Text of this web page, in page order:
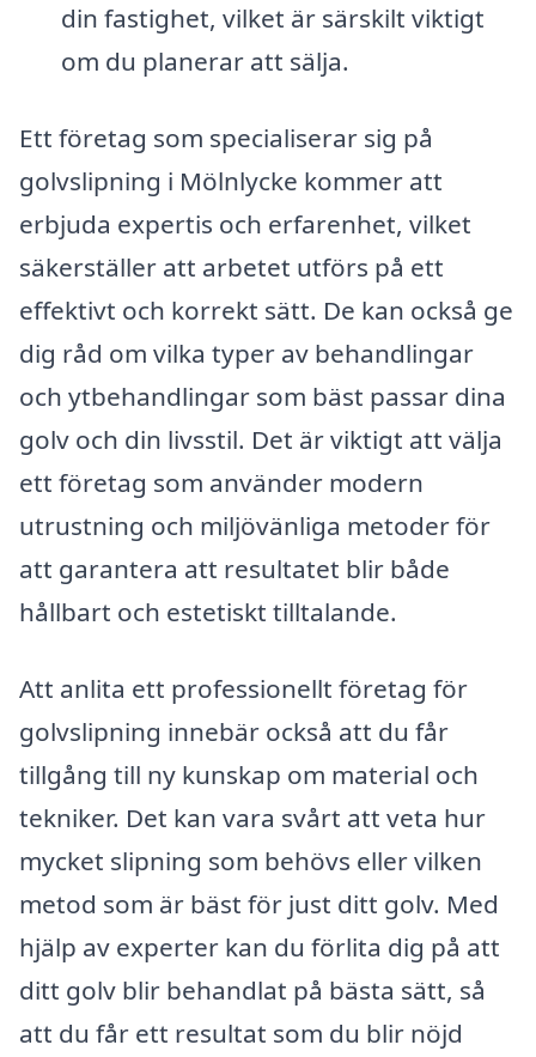
din fastighet, vilket är särskilt viktigt
om du planerar att sälja.
Ett företag som specialiserar sig på
golvslipning i Mölnlycke kommer att
erbjuda expertis och erfarenhet, vilket
säkerställer att arbetet utförs på ett
effektivt och korrekt sätt. De kan också ge
dig råd om vilka typer av behandlingar
och ytbehandlingar som bäst passar dina
golv och din livsstil. Det är viktigt att välja
ett företag som använder modern
utrustning och miljövänliga metoder för
att garantera att resultatet blir både
hållbart och estetiskt tilltalande.
Att anlita ett professionellt företag för
golvslipning innebär också att du får
tillgång till ny kunskap om material och
tekniker. Det kan vara svårt att veta hur
mycket slipning som behövs eller vilken
metod som är bäst för just ditt golv. Med
hjälp av experter kan du förlita dig på att
ditt golv blir behandlat på bästa sätt, så
att du får ett resultat som du blir nöjd